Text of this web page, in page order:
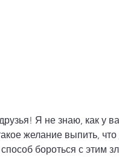
Я не знаю, как у
желание выпить,
бороться с этим